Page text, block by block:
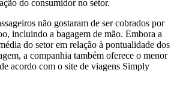
do consumidor no setor.
não gostaram de ser cobrados por
incluindo a bagagem de mão. Embora a
do setor em relação à pontualidade dos
a companhia também oferece o menor
acordo com o site de viagens Simply